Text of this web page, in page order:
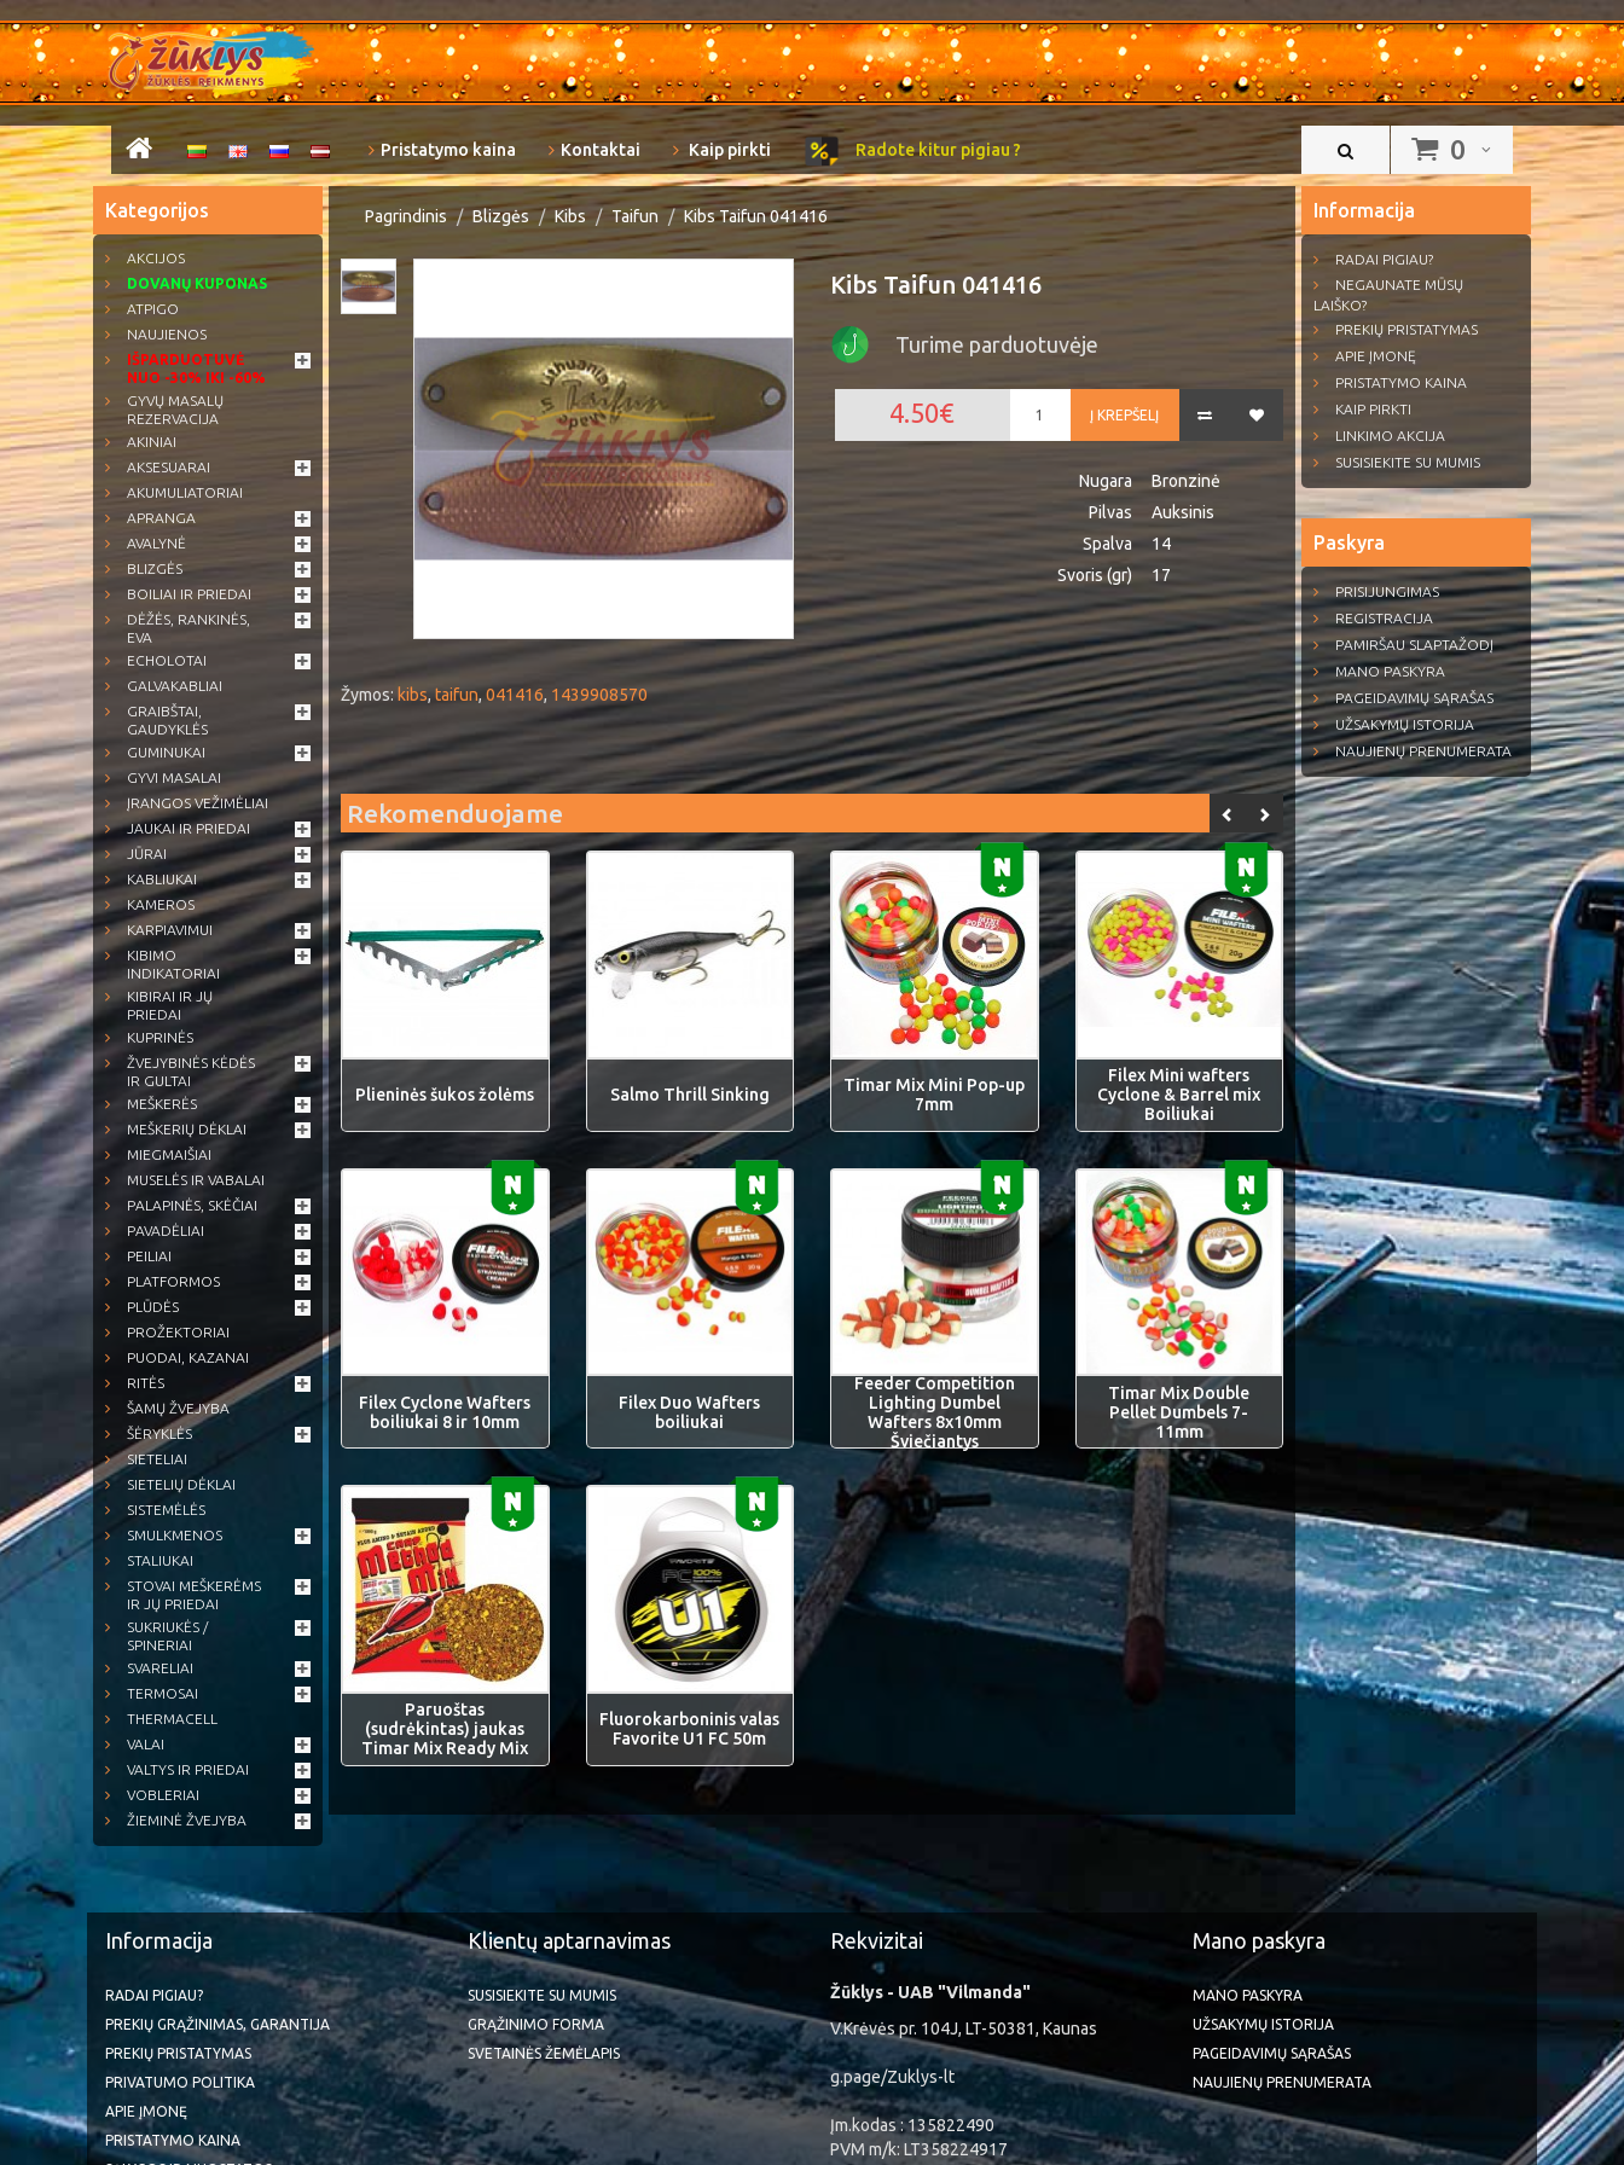
0
Pristatymo kaina Kontaktai Kaip pirkti Radote kitur pigiau ?
Kategorijos
AKCIJOS
DOVANŲ KUPONAS
ATPIGO
NAUJIENOS
IŠPARDUOTUVĖ
NUO -30% IKI -60%
GYVŲ MASALŲ
REZERVACIJA
AKINIAI
AKSESUARAI
AKUMULIATORIAI
APRANGA
AVALYNĖ
BLIZGĖS
BOILIAI IR PRIEDAI
DĖŽĖS, RANKINĖS,
EVA
ECHOLOTAI
GALVAKABLIAI
GRAIBŠTAI,
GAUDYKLĖS
GUMINUKAI
GYVI MASALAI
ĮRANGOS VEŽIMĖLIAI
JAUKAI IR PRIEDAI
JŪRAI
KABLIUKAI
KAMEROS
KARPIAVIMUI
KIBIMO
INDIKATORIAI
KIBIRAI IR JŲ
PRIEDAI
KUPRINĖS
ŽVEJYBINĖS KĖDĖS
IR GULTAI
MEŠKERĖS
MEŠKERIŲ DĖKLAI
MIEGMAIŠIAI
MUSELĖS IR VABALAI
PALAPINĖS, SKĖČIAI
PAVADĖLIAI
PEILIAI
PLATFORMOS
PLŪDĖS
PROŽEKTORIAI
PUODAI, KAZANAI
RITĖS
ŠAMŲ ŽVEJYBA
ŠĖRYKLĖS
SIETELIAI
SIETELIŲ DĖKLAI
SISTEMĖLĖS
SMULKMENOS
STALIUKAI
STOVAI MEŠKERĖMS
IR JŲ PRIEDAI
SUKRIUKĖS /
SPINERIAI
SVARELIAI
TERMOSAI
THERMACELL
VALAI
VALTYS IR PRIEDAI
VOBLERIAI
ŽIEMINĖ ŽVEJYBA
Pagrindinis Blizgės Kibs Taifun Kibs Taifun 041416
Kibs Taifun 041416
Turime parduotuvėje
Į KREPŠELĮ
4.50€
Nugara
Bronzinė
Pilvas
Auksinis
Spalva
14
Svoris (gr)
17
Žymos: kibs,taifun, 041416, 1439908570
Rekomenduojame
Plieninės šukos žolėms Salmo Thrill Sinking
Timar Mix Mini Pop-up
7mm
Filex Mini wafters
Cyclone & Barrel mix
Boiliukai
Filex Cyclone Wafters
boiliukai 8 ir 10mm
Filex Duo Wafters
boiliukai
Feeder Competition
Lighting Dumbel
Wafters 8x10mm
Šviečiantys
Timar Mix Double
Pellet Dumbels 7-
11mm
Paruoštas
(sudrėkintas) jaukas
Timar Mix Ready Mix
Fluorokarboninis valas
Favorite U1 FC 50m
Informacija
RADAI PIGIAU?
NEGAUNATE MŪSŲ
LAIŠKO?
PREKIŲ PRISTATYMAS
APIE ĮMONĘ
PRISTATYMO KAINA
KAIP PIRKTI
LINKIMO AKCIJA
SUSISIEKITE SU MUMIS
Paskyra
PRISIJUNGIMAS
REGISTRACIJA
PAMIRŠAU SLAPTAŽODĮ
MANO PASKYRA
PAGEIDAVIMŲ SĄRAŠAS
UŽSAKYMŲ ISTORIJA
NAUJIENŲ PRENUMERATA
Informacija
RADAI PIGIAU?
PREKIŲ GRĄŽINIMAS, GARANTIJA
PREKIŲ PRISTATYMAS
PRIVATUMO POLITIKA
APIE ĮMONĘ
PRISTATYMO KAINA
Klientų aptarnavimas
SUSISIEKITE SU MUMIS
GRĄŽINIMO FORMA
SVETAINĖS ŽEMĖLAPIS
Rekvizitai
Žūklys - UAB "Vilmanda"
V.Krėvės pr. 104J, LT-50381, Kaunas
g.page/Zuklys-lt
Įm.kodas : 135822490
PVM m/k: LT358224917
Mano paskyra
MANO PASKYRA
UŽSAKYMŲ ISTORIJA
PAGEIDAVIMŲ SĄRAŠAS
NAUJIENŲ PRENUMERATA